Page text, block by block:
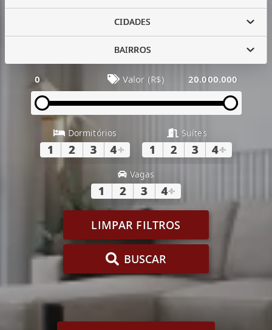
CIDADES
BAIRROS
0 Valor (R$) 20.000.000
Dormitórios
1 2 3 4+
Suítes
1 2 3 4+
Vagas
1 2 3 4+
LIMPAR FILTROS
BUSCAR